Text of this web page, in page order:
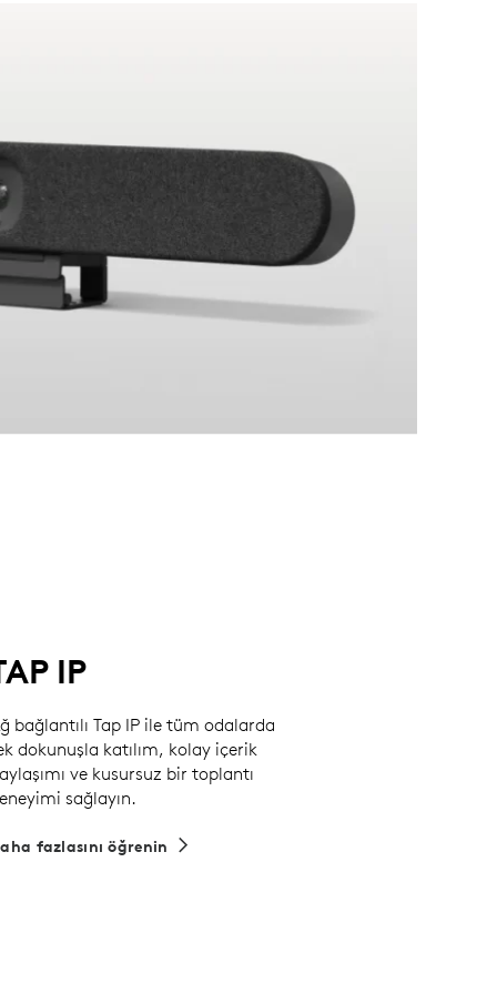
IP
bağlantılı Tap IP ile tüm odalarda
dokunuşla katılım, kolay içerik
ve kusursuz bir toplantı
sağlayın.
fazlasını öğrenin